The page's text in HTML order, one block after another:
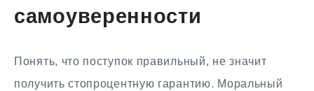
самоуверенности
Понять, что поступок правильный, не значит
получить стопроцентную гарантию. Моральный